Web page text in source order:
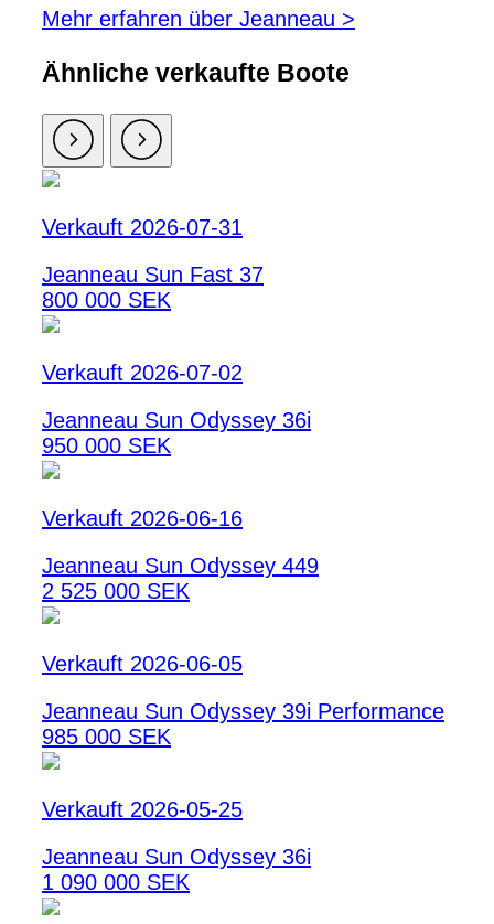
Mehr erfahren über Jeanneau >
Ähnliche verkaufte Boote
Verkauft 2026-07-31
Jeanneau Sun Fast 37
800 000 SEK
Verkauft 2026-07-02
Jeanneau Sun Odyssey 36i
950 000 SEK
Verkauft 2026-06-16
Jeanneau Sun Odyssey 449
2 525 000 SEK
Verkauft 2026-06-05
Jeanneau Sun Odyssey 39i Performance
985 000 SEK
Verkauft 2026-05-25
Jeanneau Sun Odyssey 36i
1 090 000 SEK